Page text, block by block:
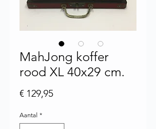
MahJong koffer
rood XL 40x29 cm.
€ 129,95Prijs
Aantal *